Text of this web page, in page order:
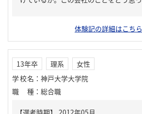
体験記の詳細はこちら
13年卒 理系
女性
学校名 ： 神戸大学大学院
職種 ： 総合職